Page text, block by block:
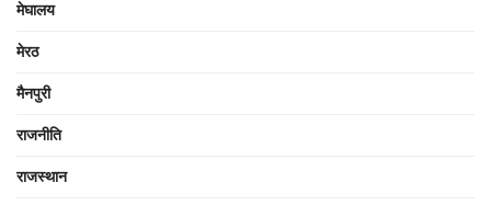
मेघालय
मेरठ
मैनपुरी
राजनीति
राजस्थान